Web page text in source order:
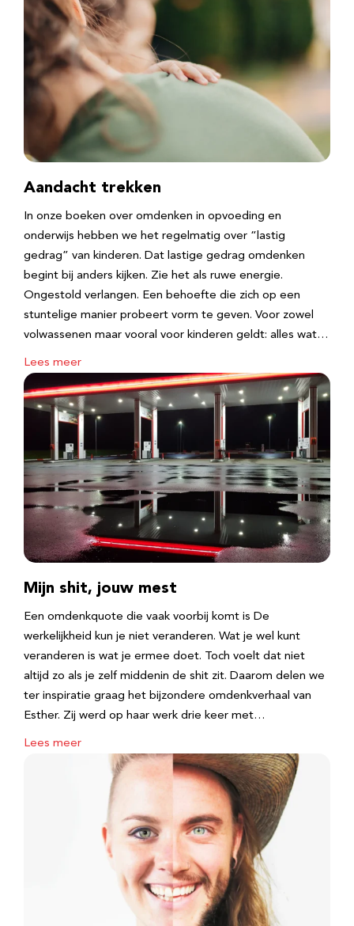
Aandacht trekken
In onze boeken over omdenken in opvoeding en
onderwijs hebben we het regelmatig over “lastig
gedrag” van kinderen. Dat lastige gedrag omdenken
begint bij anders kijken. Zie het als ruwe energie.
Ongestold verlangen. Een behoefte die zich op een
stuntelige manier probeert vorm te geven. Voor zowel
volwassenen maar vooral voor kinderen geldt: alles wat…
Lees meer
Mijn shit, jouw mest
Een omdenkquote die vaak voorbij komt is De
werkelijkheid kun je niet veranderen. Wat je wel kunt
veranderen is wat je ermee doet. Toch voelt dat niet
altijd zo als je zelf middenin de shit zit. Daarom delen we
ter inspiratie graag het bijzondere omdenkverhaal van
Esther. Zij werd op haar werk drie keer met…
Lees meer